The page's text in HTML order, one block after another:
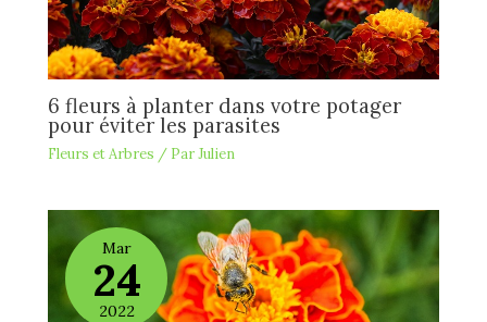
6 fleurs à planter dans votre potager
pour éviter les parasites
Fleurs et Arbres / ParJulien
Mar
24
2022